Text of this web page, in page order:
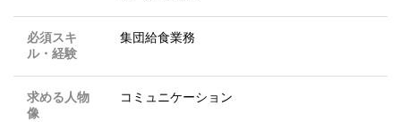
必須スキ
ル・経験
集団給食業務
求める人物
像
コミュニケーション